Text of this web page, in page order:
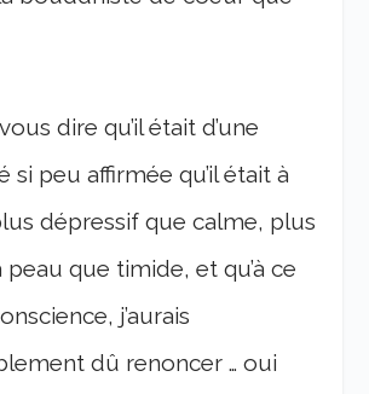
dire qu’il était d’une
si peu affirmée qu’il était à
dépressif que calme, plus
peau que timide, et qu’à ce
j’aurais
dû renoncer … oui